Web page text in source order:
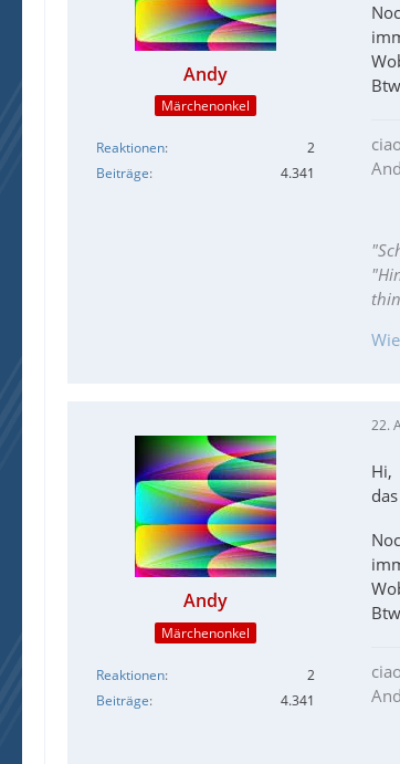
Andy
Märchenonkel
Reaktionen
2
Beiträge
4.341
ciao
Andy
Märchenonkel
Reaktionen
2
Beiträge
4.341
22.
Hi,
ciao